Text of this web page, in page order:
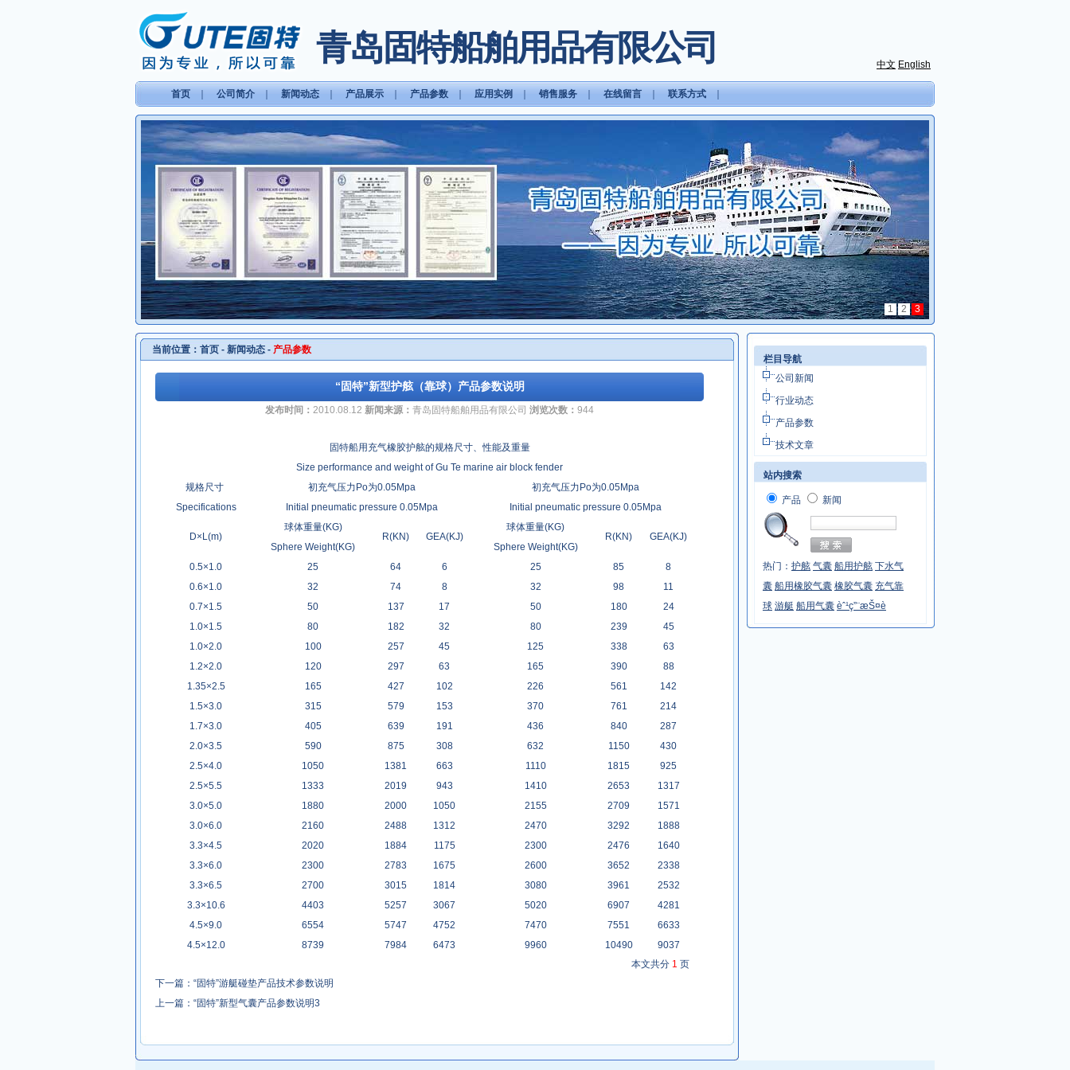
青岛固特船舶用品有限公司 中文 English
首页 公司简介 新闻动态 产品展示 产品参数 应用实例 销售服务 在线留言 联系方式
1 2 3
当前位置： 首页 - 新闻动态 - 产品参数
“固特”新型护舷（靠球）产品参数说明
发布时间： 2010.08.12 新闻来源： 青岛固特船舶用品有限公司 浏览次数： 944
固特船用充气橡胶护舷的规格尺寸、性能及重量
Size performance and weight of Gu Te marine air block fender
规格尺寸
初充气压力Po为0.05Mpa
初充气压力Po为0.05Mpa
Specifications
Initial pneumatic pressure 0.05Mpa Initial pneumatic pressure 0.05Mpa
D×L(m)
球体重量(KG)
R(KN)
GEA(KJ)
球体重量(KG)
R(KN)
GEA(KJ)
Sphere Weight(KG)
Sphere Weight(KG)
0.5×1.0
25 64 6 25 85
8
0.6×1.0
32 74 8 32 98
11
0.7×1.5
50 137 17 50 180
24
1.0×1.5
80 182 32 80 239
45
1.0×2.0
100 257 45 125 338
63
1.2×2.0
120 297 63 165 390
88
1.35×2.5
165 427 102 226 561
142
1.5×3.0
315 579 153 370 761
214
1.7×3.0
405 639 191 436 840
287
2.0×3.5
590 875 308 632 1150
430
2.5×4.0
1050 1381 663 1110 1815
925
2.5×5.5
1333 2019 943 1410 2653
1317
3.0×5.0
1880 2000 1050 2155 2709
1571
3.0×6.0
2160 2488 1312 2470 3292
1888
3.3×4.5
2020 1884 1175 2300 2476
1640
3.3×6.0
2300 2783 1675 2600 3652
2338
3.3×6.5
2700 3015 1814 3080 3961
2532
3.3×10.6
4403 5257 3067 5020 6907
4281
4.5×9.0
6554 5747 4752 7470 7551
6633
4.5×12.0
8739 7984 6473 9960 10490
9037
本文共分 1 页
下一篇： “固特”游艇碰垫产品技术参数说明
上一篇： “固特”新型气囊产品参数说明3
栏目导航
公司新闻
行业动态
产品参数
技术文章
站内搜索
产品 新闻
热门： 护舷 气囊 船用护舷 下水气
囊 船用橡胶气囊 橡胶气囊 充气靠
球 游艇 船用气囊 èˆ¹ç”¨æŠ¤è